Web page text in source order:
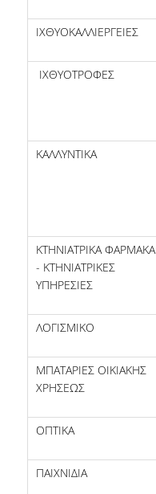
ΙΧΘΥΟΚΑΛΛΙΕΡΓΕΙΕΣ
ΙΧΘΥΟΤΡΟΦΕΣ
ΚΑΛΛΥΝΤΙΚΑ
ΚΤΗΝΙΑΤΡΙΚΑ ΦΑΡΜΑΚΑ
- ΚΤΗΝΙΑΤΡΙΚΕΣ
ΥΠΗΡΕΣΙΕΣ
ΛΟΓΙΣΜΙΚΟ
ΜΠΑΤΑΡΙΕΣ ΟΙΚΙΑΚΗΣ
ΧΡΗΣΕΩΣ
ΟΠΤΙΚΑ
ΠΑΙΧΝΙΔΙΑ